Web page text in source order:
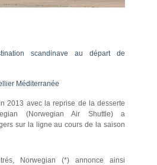
scandinave au départ de
Méditerranée
2013 avec la reprise de la desserte
(Norwegian Air Shuttle) a
sur la ligne au cours de la saison
Norwegian (*) annonce ainsi